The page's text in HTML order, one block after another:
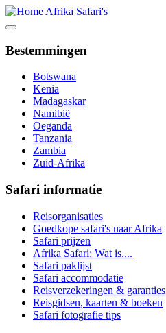
Bestemmingen
Botswana
Kenia
Madagaskar
Namibië
Oeganda
Tanzania
Zambia
Zuid-Afrika
Safari informatie
Reisorganisaties
Goedkope safari's naar Afrika
Safari prijzen
Afrika Safari: Wat is....
Safari paklijst
Safari accommodatie
Reisverzekeringen & garanties
Reisgidsen, kaarten & boeken
Safari fotografie tips